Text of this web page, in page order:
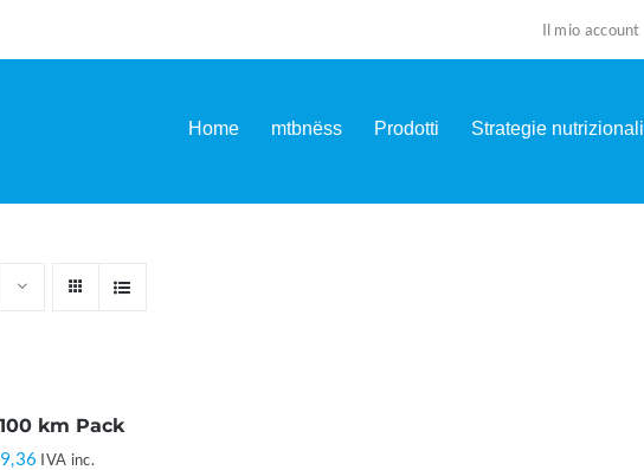
Il mio account
Home mtbnëss Prodotti Strategie nutrizionali
km Pack
IlIVA inc.